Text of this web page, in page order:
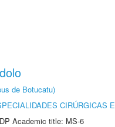
de Botucatu)
CIRÚRGICAS
Academic title: MS-6